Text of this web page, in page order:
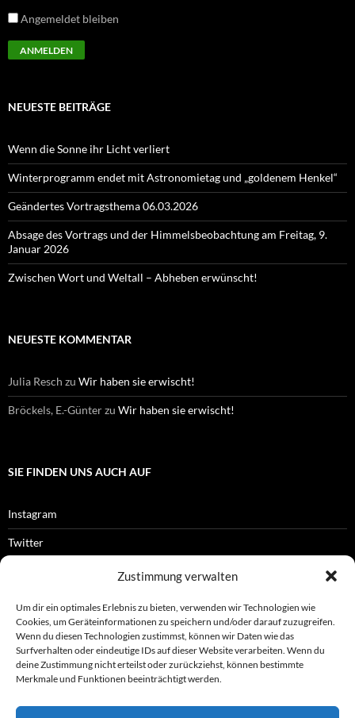
Zustimmung verwalten
Um dir ein optimales Erlebnis zu bieten, verwenden wir Technologien wie
Cookies, um Geräteinformationen zu speichern und/oder darauf zuzugreifen.
Wenn du diesen Technologien zustimmst, können wir Daten wie das
Surfverhalten oder eindeutige IDs auf dieser Website verarbeiten. Wenn du
deine Zustimmung nicht erteilst oder zurückziehst, können bestimmte
Merkmale und Funktionen beeinträchtigt werden.
Angemeldet bleiben
NEUESTE BEITRÄGE
Wenn die Sonne ihr Licht verliert
Winterprogramm endet mit Astronomietag und „goldenem Henkel“
Geändertes Vortragsthema 06.03.2026
Absage des Vortrags und der Himmelsbeobachtung am Freitag, 9.
Januar 2026
Zwischen Wort und Weltall – Abheben erwünscht!
NEUESTE KOMMENTAR
Julia Resch zu Wir haben sie erwischt!
Bröckels, E.-Günterzu Wir haben sie erwischt!
SIE FINDEN UNS AUCH AUF
Instagram
Twitter
OFFIZIELLES
Impressum